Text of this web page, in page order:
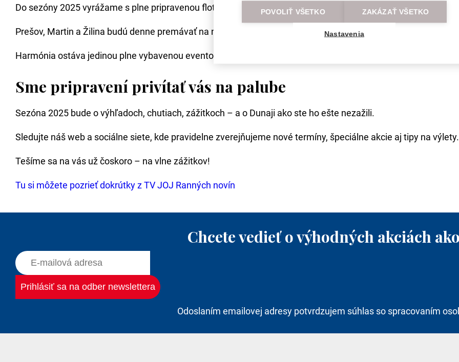
Do sezóny 2025 vyrážame s plne pripravenou flotilou:
Prešov, Martin a Žilina budú denne premávať na našich vyhliadkových trasách,
Harmónia ostáva jedinou plne vybavenou eventovou loďou na Dunaji v Bratislave, kde hostíme stovky
Sme pripravení privítať vás na palube
Sezóna 2025 bude o výhľadoch, chutiach, zážitkoch – a o Dunaji ako ste ho ešte nezažili.
Sledujte náš web a sociálne siete, kde pravidelne zverejňujeme nové termíny, špeciálne akcie aj tipy na výlety.
Tešíme sa na vás už čoskoro – na vlne zážitkov!
Tu si môžete pozrieť dokrútky z TV JOJ Ranných novín
Chcete vedieť o výhodných akciách
Odoslaním emailovej adresy potvrdzujem súhlas so spracovaním
POVOLIŤ VŠETKO ZAKÁZAŤ VŠETKO
Nastavenia